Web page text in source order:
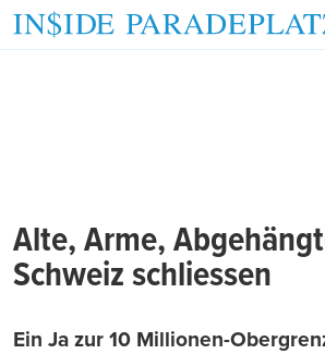
Alte, Arme,
Schweiz schliessen
Ein Ja zur 10 Millionen-